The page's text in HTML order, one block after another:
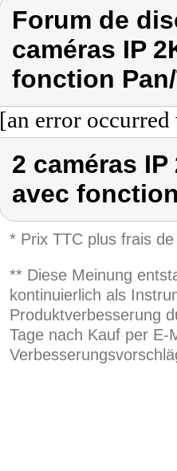
Forum de
caméras IP
fonction
[an error
2 caméras
avec
* Prix TTC plus frais
** Diese Meinung
kontinuierlich als
Produktverbesserung
Tage nach Kauf per E-